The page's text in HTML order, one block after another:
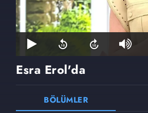
Esra Erol'da
BÖLÜMLER